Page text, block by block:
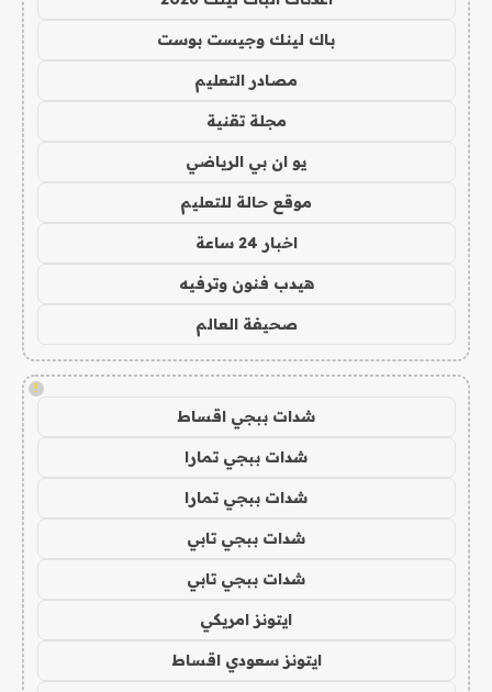
باك لينك وجيست بوست
مصادر التعليم
مجلة تقنية
يو ان بي الرياضي
موقع حالة للتعليم
اخبار 24 ساعة
هيدب فنون وترفيه
صحيفة العالم
!
شدات ببجي اقساط
شدات ببجي تمارا
شدات ببجي تمارا
شدات ببجي تابي
شدات ببجي تابي
ايتونز امريكي
ايتونز سعودي اقساط